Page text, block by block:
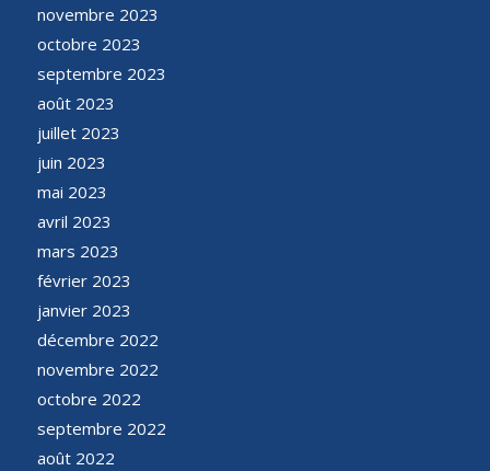
novembre 2023
octobre 2023
septembre 2023
août 2023
juillet 2023
juin 2023
mai 2023
avril 2023
mars 2023
février 2023
janvier 2023
décembre 2022
novembre 2022
octobre 2022
septembre 2022
août 2022